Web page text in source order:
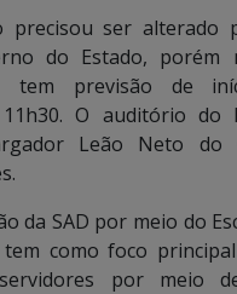
precisou ser alterado
do Estado, porém
tem previsão de
O auditório do
Leão Neto
da SAD por meio do
tem como foco
por meio